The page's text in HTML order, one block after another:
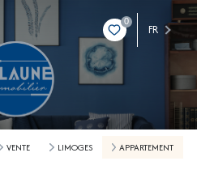
0
FR
VENTE LIMOGES APPARTEMENT